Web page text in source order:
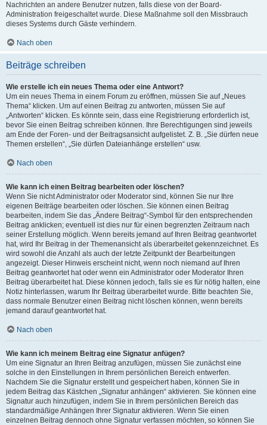
Nachrichten an andere Benutzer nutzen, falls diese von der Board-
Administration freigeschaltet wurde. Diese Maßnahme soll den Missbrauch
dieses Systems durch Gäste verhindern.
Nach oben
Beiträge schreiben
Wie erstelle ich ein neues Thema oder eine Antwort?
Um ein neues Thema in einem Forum zu eröffnen, müssen Sie auf „Neues
Thema“ klicken. Um auf einen Beitrag zu antworten, müssen Sie auf
„Antworten“ klicken. Es könnte sein, dass eine Registrierung erforderlich ist,
bevor Sie einen Beitrag schreiben können. Ihre Berechtigungen sind jeweils
am Ende der Foren- und der Beitragsansicht aufgelistet. Z. B. „Sie dürfen neue
Themen erstellen“, „Sie dürfen Dateianhänge erstellen“ usw.
Nach oben
Wie kann ich einen Beitrag bearbeiten oder löschen?
Wenn Sie nicht Administrator oder Moderator sind, können Sie nur Ihre
eigenen Beiträge bearbeiten oder löschen. Sie können einen Beitrag
bearbeiten, indem Sie das „Ändere Beitrag“-Symbol für den entsprechenden
Beitrag anklicken; eventuell ist dies nur für einen begrenzten Zeitraum nach
seiner Erstellung möglich. Wenn bereits jemand auf Ihren Beitrag geantwortet
hat, wird Ihr Beitrag in der Themenansicht als überarbeitet gekennzeichnet. Es
wird sowohl die Anzahl als auch der letzte Zeitpunkt der Bearbeitungen
angezeigt. Dieser Hinweis erscheint nicht, wenn noch niemand auf Ihren
Beitrag geantwortet hat oder wenn ein Administrator oder Moderator Ihren
Beitrag überarbeitet hat. Diese können jedoch, falls sie es für nötig halten, eine
Notiz hinterlassen, warum Ihr Beitrag überarbeitet wurde. Bitte beachten Sie,
dass normale Benutzer einen Beitrag nicht löschen können, wenn bereits
jemand darauf geantwortet hat.
Nach oben
Wie kann ich meinem Beitrag eine Signatur anfügen?
Um eine Signatur an Ihren Beitrag anzufügen, müssen Sie zunächst eine
solche in den Einstellungen in Ihrem persönlichen Bereich entwerfen.
Nachdem Sie die Signatur erstellt und gespeichert haben, können Sie in
jedem Beitrag das Kästchen „Signatur anhängen“ aktivieren. Sie können eine
Signatur auch hinzufügen, indem Sie in Ihrem persönlichen Bereich das
standardmäßige Anhängen Ihrer Signatur aktivieren. Wenn Sie einen
einzelnen Beitrag dennoch ohne Signatur verfassen möchten, so können Sie